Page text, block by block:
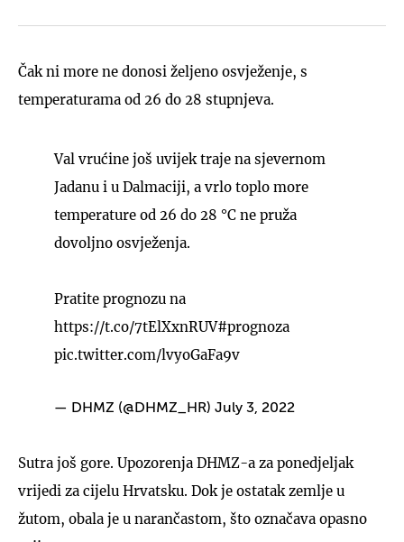
Čak ni more ne donosi željeno osvježenje, s
temperaturama od 26 do 28 stupnjeva.
Val vrućine još uvijek traje na sjevernom
Jadanu i u Dalmaciji, a vrlo toplo more
temperature od 26 do 28 °C ne pruža
dovoljno osvježenja.
Pratite prognozu na
https://t.co/7tElXxnRUV#prognoza
pic.twitter.com/lvyoGaFa9v
— DHMZ (@DHMZ_HR) July 3, 2022
Sutra još gore. Upozorenja DHMZ-a za ponedjeljak
vrijedi za cijelu Hrvatsku. Dok je ostatak zemlje u
žutom, obala je u narančastom, što označava opasno